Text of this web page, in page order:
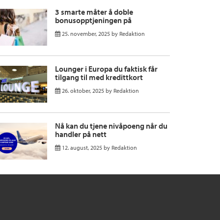
3 smarte måter å doble
bonusopptjeningen på
25. november, 2025 by Redaktion
Lounger i Europa du faktisk får
tilgang til med kredittkort
26. oktober, 2025 by Redaktion
Nå kan du tjene nivåpoeng når du
handler på nett
12. august, 2025 by Redaktion